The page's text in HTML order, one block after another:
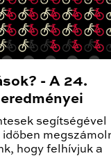
- A 24.
segítségével
hogy felhívjuk a